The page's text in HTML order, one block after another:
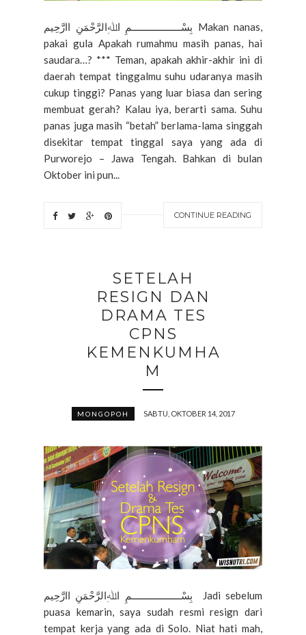
بِسْــــــــــــــــــمِ اﷲِالرَّحْمَنِ اارَّحِيم Makan nanas,
pakai gula Apakah rumahmu masih panas, hai
saudara…? *** Teman, apakah akhir-akhir ini di
daerah tempat tinggalmu suhu udaranya masih
cukup tinggi? Panas yang luar biasa dan sering
membuat gerah? Kalau iya, berarti sama. Suhu
panas juga masih “betah” berlama-lama singgah
disekitar tempat tinggal saya yang ada di
Purworejo – Jawa Tengah. Bahkan di bulan
Oktober ini pun...
CONTINUE READING
SETELAH
RESIGN DAN
DRAMA TES
CPNS
KEMENKUMHA
M
MONGOPOH SABTU, OKTOBER 14, 2017
بِسْــــــــــــــــــمِ اﷲِالرَّحْمَنِ اارَّحِيم Jadi sebelum
puasa kemarin, saya sudah resmi resign dari
tempat kerja yang ada di Solo. Niat hati mah,